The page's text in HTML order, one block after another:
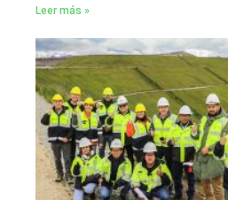
Leer más »